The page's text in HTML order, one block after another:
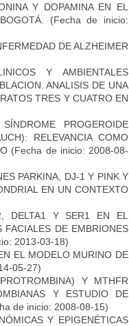
Y DOPAMINA EN EL
(Fecha de inicio:
DE ALZHEIMER
Y AMBIENTALES
ANALISIS DE UNA
TRES Y CUATRO EN
PROGEROIDE
RELEVANCIA COMO
(Fecha de inicio: 2008-08-
PARKINA, DJ-1 Y PINK Y
EN UN CONTEXTO
DELTA1 Y SER1 EN EL
FACIALES DE EMBRIONES
2013-03-18)
EL MODELO MURINO DE
05-27)
Y MTHFR
Y ESTUDIO DE
de inicio: 2008-08-15)
Y EPIGENÉTICAS